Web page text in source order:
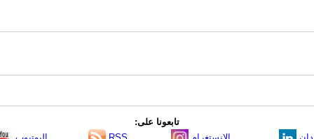
تابعونا على: